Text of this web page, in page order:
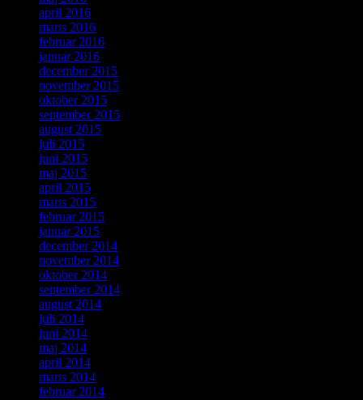
april 2016
marts 2016
februar 2016
januar 2016
december 2015
november 2015
oktober 2015
september 2015
august 2015
juli 2015
juni 2015
maj 2015
april 2015
marts 2015
februar 2015
januar 2015
december 2014
november 2014
oktober 2014
september 2014
august 2014
juli 2014
juni 2014
maj 2014
april 2014
marts 2014
februar 2014